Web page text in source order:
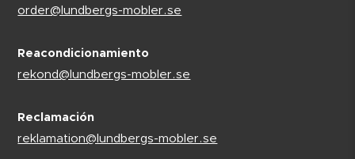
order@lundbergs-mobler.se
Reacondicionamiento
rekond@lundbergs-mobler.se
Reclamación
reklamation@lundbergs-mobler.se